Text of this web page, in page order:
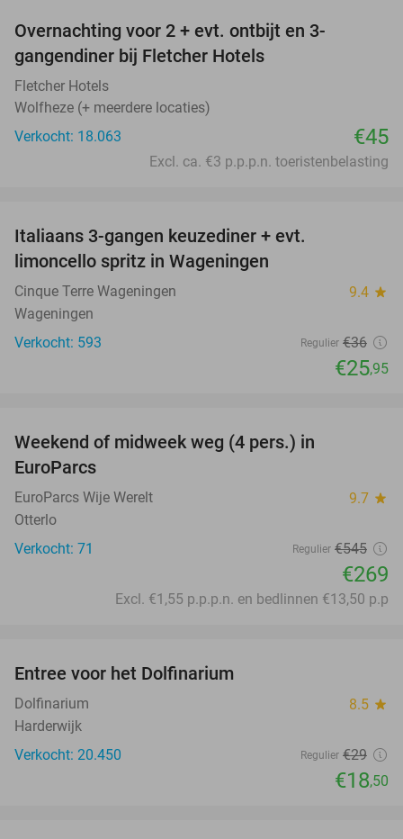
Overnachting voor 2 + evt. ontbijt en 3-
gangendiner bij Fletcher Hotels
Fletcher Hotels
Wolfheze (+ meerdere locaties)
Verkocht: 18.063
€45
Excl. ca. €3 p.p.p.n. toeristenbelasting
Italiaans 3-gangen keuzediner + evt.
limoncello spritz in Wageningen
Cinque Terre Wageningen 9.4 star
Wageningen
Verkocht: 593
Regulier €36
€25,95
Weekend of midweek weg (4 pers.) in
EuroParcs
EuroParcs Wije Werelt 9.7 star
Otterlo
Verkocht: 71
Regulier €545
€269
Excl. €1,55 p.p.p.n. en bedlinnen €13,50 p.p
Entree voor het Dolfinarium
Dolfinarium 8.5 star
Harderwijk
Verkocht: 20.450
Regulier €29
€18,50